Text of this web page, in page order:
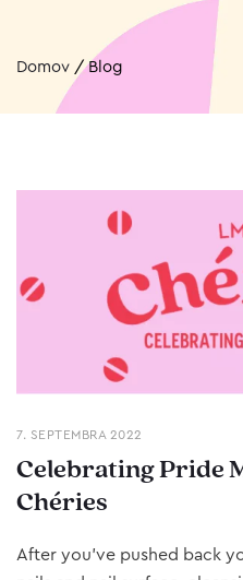
Domov /Blog
7. SEPTEMBRA 2022
Celebrating Pride
Chéries
After you’ve pushed back